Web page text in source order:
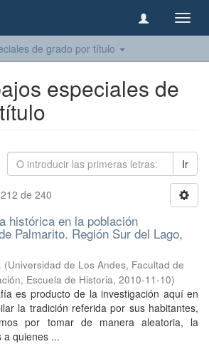
de grado por título
especiales de
Ir
de 240
histórica en la población
Palmarito. Región Sur del Lago,
(Universidad de Los Andes, Facultad de
Escuela de Historia, 2010-11-10)
es producto de la investigación aquí en
la tradición referida por sus habitantes,
por tomar de manera aleatoria, la
a quienes ...